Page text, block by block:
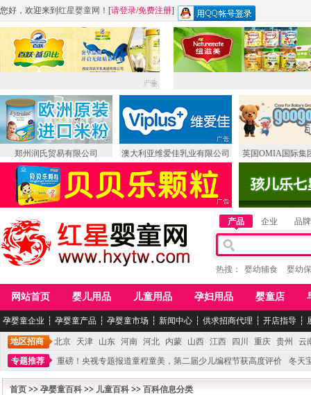
您好，欢迎来到 红星婴童网 ！ [请登录/免费注册]
郑州润氏贸易有限公司 澳大利亚维爱佳乳业有限公司 英国OMIA国际集
产品 企业 品牌
热搜： 婴幼辅食 婴幼
网站首页 婴儿用品 儿童用品 孕妇用品 婴童店
孕婴童企业 ┆ 孕婴童产品 ┆ 孕婴童市场 ┆ 新闻中心 ┆ 供求招商代理 ┆ 开店指导 ┆
地区招商 北京 天津 山东 河南 河北 内蒙 山西 江西 四川 重庆 贵州
云
专题推荐
重磅！央视专题报道童程童美，第二届少儿编程节获高度评价
冬天
不能再单纯地销售产品,而要向增强服务转型,毕竟母婴产品比较特殊。”
妇幼广场
首页 >> 孕婴童百科>> 儿童百科>> 百科信息分类